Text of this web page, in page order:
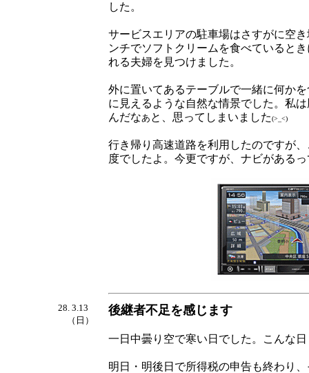
した。
サービスエリアの駐車場はさすがに空
ンチでソフトクリームを食べていると
れる夫婦を見つけました。
外に置いてあるテーブルで一緒に何か
に見えるような自然な情景でした。私
んだなあ と、思ってしまいました(>_<)
行き帰り高速道路を利用したのですが
度でしたよ。今更ですが、ナビがある
28. 3.13
（日）
後継者不足を感じます
一日中曇り空で寒い日でした。こんな
明日・明後日で所得税の申告も終わり